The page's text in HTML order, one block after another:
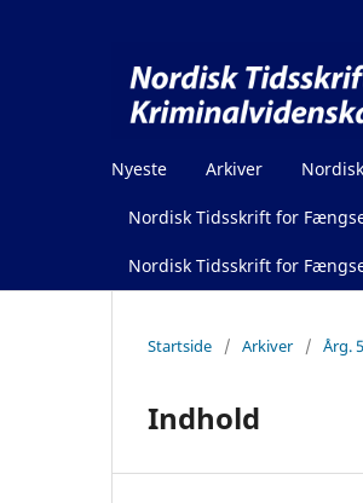
Nyeste Arkiver
Nordisk Tidsskrift for
Nordisk Tidsskrift for
Startside / Arkiver / Årg.
Indhold